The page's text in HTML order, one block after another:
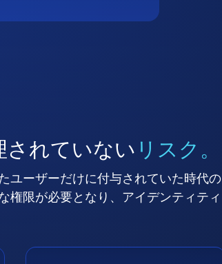
されていない リスク。
ユーザーだけに付与されていた時代の
権限が必要となり、アイデンティティ